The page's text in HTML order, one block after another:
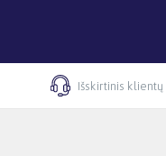
Išskirtinis klientų